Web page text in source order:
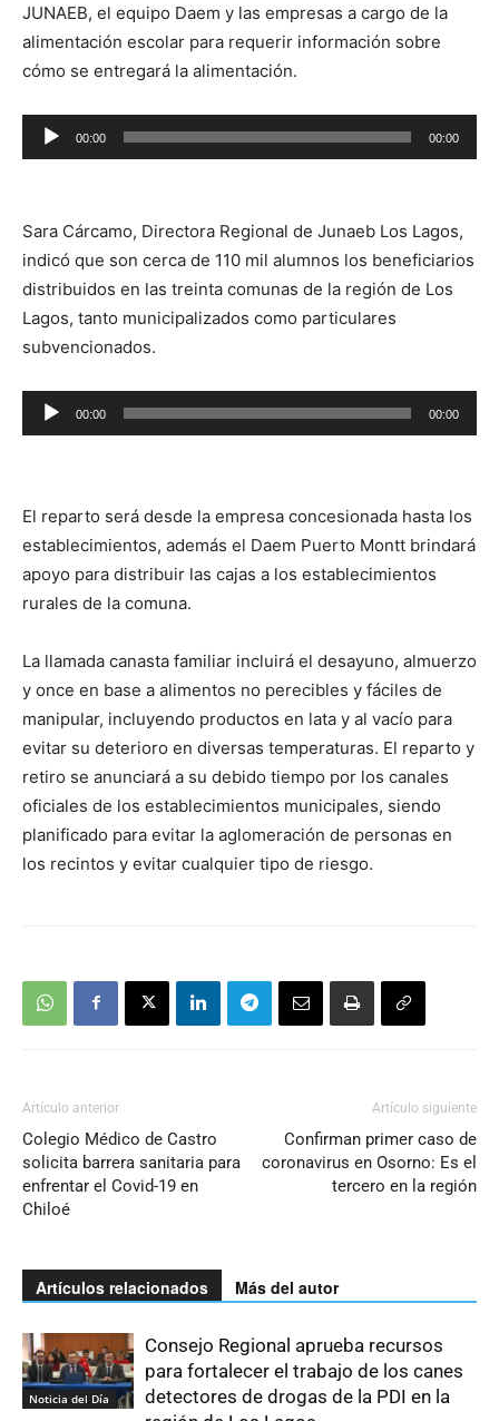
JUNAEB, el equipo Daem y las empresas a cargo de la
alimentación escolar para requerir información sobre
cómo se entregará la alimentación.
Reproductor
de
00:00 00:00
Sara Cárcamo, Directora Regional de Junaeb Los Lagos,
indicó que son cerca de 110 mil alumnos los beneficiarios
distribuidos en las treinta comunas de la región de Los
Lagos, tanto municipalizados como particulares
subvencionados.
Reproductor
de
00:00 00:00
El reparto será desde la empresa concesionada hasta los
establecimientos, además el Daem Puerto Montt brindará
apoyo para distribuir las cajas a los establecimientos
rurales de la comuna.
La llamada canasta familiar incluirá el desayuno, almuerzo
y once en base a alimentos no perecibles y fáciles de
manipular, incluyendo productos en lata y al vacío para
evitar su deterioro en diversas temperaturas. El reparto y
retiro se anunciará a su debido tiempo por los canales
oficiales de los establecimientos municipales, siendo
planificado para evitar la aglomeración de personas en
los recintos y evitar cualquier tipo de riesgo.
Artículo anterior
Colegio Médico de Castro
solicita barrera sanitaria para
enfrentar el Covid-19 en
Chiloé
Artículo siguiente
Confirman primer caso de
coronavirus en Osorno: Es el
tercero en la región
Artículos relacionados Más del autor
Noticia del Día
Consejo Regional aprueba recursos
para fortalecer el trabajo de los canes
detectores de drogas de la PDI en la